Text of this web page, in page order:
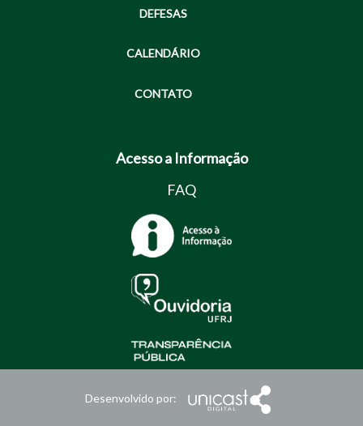
DEFESAS
CALENDÁRIO
CONTATO
Acesso a Informação
FAQ
Desenvolvido por: